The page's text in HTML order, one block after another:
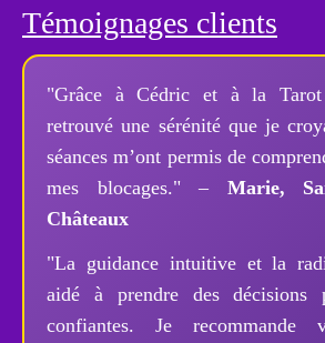
Témoignages clients
"Grâce à Cédric et à la Tarot
retrouvé une sérénité que je
séances m’ont permis de
mes blocages." – Marie,
Châteaux
"La guidance intuitive et la
aidé à prendre des décisions
confiantes. Je recommande